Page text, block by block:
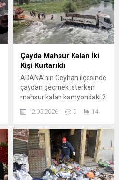
Çayda Mahsur Kalan İki
Kişi Kurtarıldı
ADANA’nın Ceyhan ilçesinde
çaydan geçmek isterken
mahsur kalan kamyondaki 2
kurtarıldı. İlçedeki Veysiye
Çayı’ndan kamyonla
geçmeye çalışan 2 kişi, suda
mahsur kaldı. Çevredekilerin
ihbarıyla olay yerine itfaiye
ve sağlık ekipleri sevk edildi.
12.05.2026 0 14